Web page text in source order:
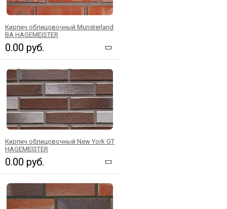
Кирпич облицовочный Munsterland
BA HAGEMEISTER
0.00 руб.
Кирпич облицовочный New York GT
HAGEMEISTER
0.00 руб.